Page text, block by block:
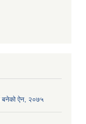
बनेको ऐन, २०७५